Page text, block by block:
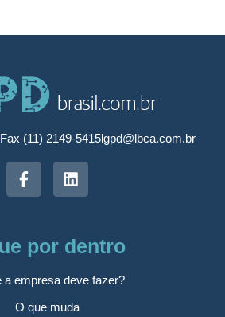
Fax (11) 2149-5415lgpd@lbca.com.br
por dentro
a empresa deve fazer?
O que muda